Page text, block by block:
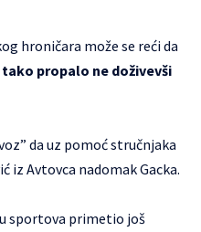
hroničara može se reći da
propalo ne doživevši
da uz pomoć stručnjaka
iz Avtovca nadomak Gacka.
sportova primetio još